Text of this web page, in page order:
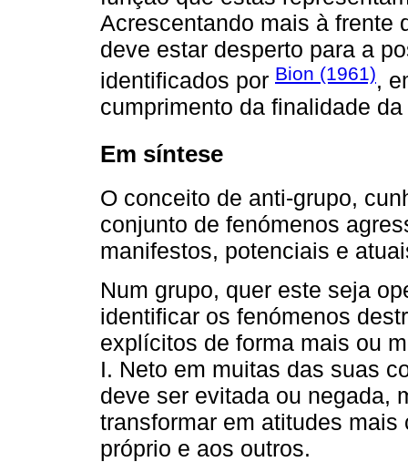
Acrescentando mais à frente
deve estar desperto para a
identificados por Bion (1961),
cumprimento da finalidade
Em síntese
O conceito de anti-grupo,
conjunto de fenómenos
manifestos, potenciais e
Num grupo, quer este seja
identificar os fenómenos
explícitos de forma mais ou
I. Neto em muitas das suas
deve ser evitada ou negada,
transformar em atitudes
próprio e aos outros.